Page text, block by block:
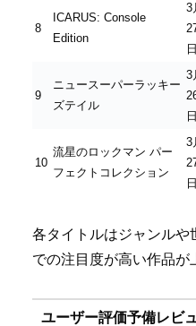
8
ICARUS: Console
Edition
3
日
9
ニュースーパーラッキー
ズテイル
3
日
10
流星のロックマン パー
フェクトコレクション
3
日
各タイトルはジャンルや
での注目度が高い作品が
ユーザー評価予備レビ